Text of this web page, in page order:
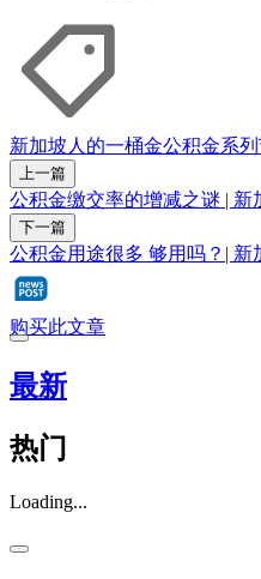
新加坡人的一桶金公积金系列
上一篇
公积金缴交率的增减之谜 |
下一篇
公积金用途很多 够用吗？|
购买此文章
最新
热门
Loading...